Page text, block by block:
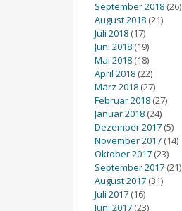
September 2018 (26)
August 2018 (21)
Juli 2018 (17)
Juni 2018 (19)
Mai 2018 (18)
April 2018 (22)
März 2018 (27)
Februar 2018 (27)
Januar 2018 (24)
Dezember 2017 (5)
November 2017 (14)
Oktober 2017 (23)
September 2017 (21)
August 2017 (31)
Juli 2017 (16)
Juni 2017 (23)